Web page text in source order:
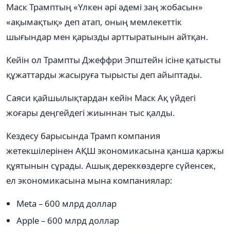
Маск Трамптың «Үлкен әрі әдемі заң жобасын»
«ақымақтық» деп атап, оның мемлекеттік
шығындар мен қарызды арттыратынын айтқан.
Кейін ол Трампты Джеффри Эпштейн ісіне қатысты
құжаттарды жасыруға тырысты деп айыптады.
Саяси қайшылықтардан кейін Маск Ақ үйдегі
жоғары деңгейдегі жиыннан тыс қалды.
Кездесу барысында Трамп компания
жетекшілерінен АҚШ экономикасына қанша қаржы
құятынын сұрады. Ашық дереккөздерге сүйенсек,
ел экономикасына мына компаниялар:
Meta – 600 млрд доллар
Apple – 600 млрд доллар